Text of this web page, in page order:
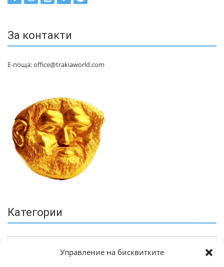
Управление на бисквитките
За контакти
Е-поща: office@trakiaworld.com
Категории